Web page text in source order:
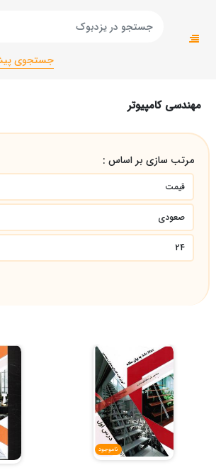
جستجوی
صفحه اصلی
مهندسی کامپیوتر
مرتب سازی بر اساس :
ناموجود